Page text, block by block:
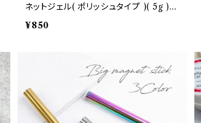
ネットジェル( ポリッシュタイプ )( 5g )
ジェルネイル/ネイル/セルフネイル/マグ
ジェル/韓国ネイル
¥850